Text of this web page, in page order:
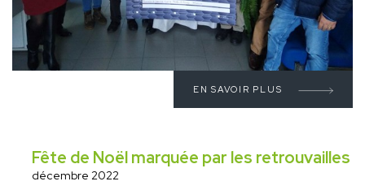
EN SAVOIR PLUS
Fête de Noël marquée par les retrouvailles
décembre 2022